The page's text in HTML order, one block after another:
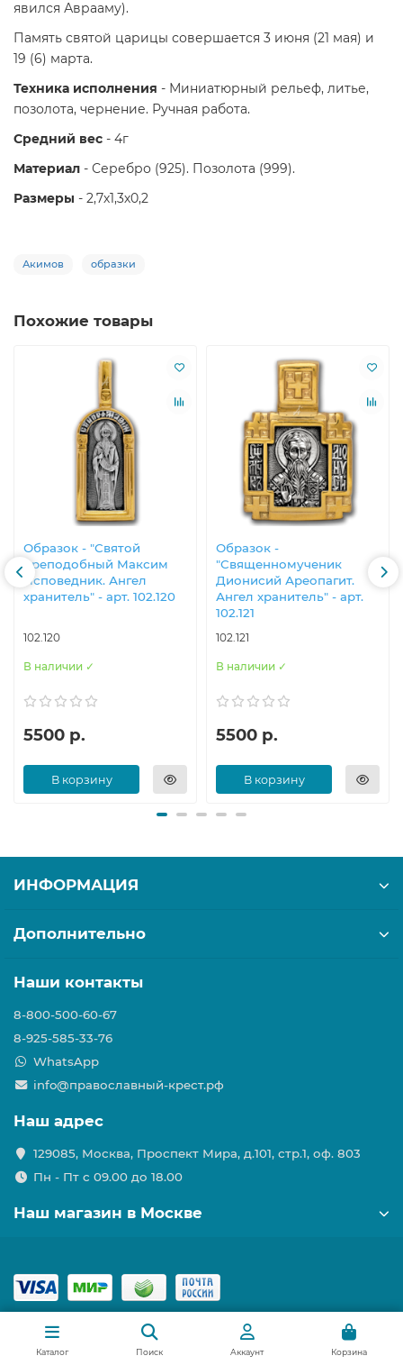
явился Аврааму).
Память святой царицы совершается 3 июня (21 мая) и
19 (6) марта.
Техника исполнения - Миниатюрный рельеф, литье,
позолота, чернение. Ручная работа.
Средний вес - 4г
Материал - Серебро (925). Позолота (999).
Размеры - 2,7х1,3х0,2
Акимов образки
Похожие товары
Образок - "Святой
преподобный Максим
Исповедник. Ангел
хранитель" - арт. 102.120
102.120
В наличии ✓
5500 р.
В корзину
Образок -
"Священномученик
Дионисий Ареопагит.
Ангел хранитель" - арт.
102.121
102.121
В наличии ✓
5500 р.
В корзину
ИНФОРМАЦИЯ
Дополнительно
Наши контакты
8-800-500-60-67
8-925-585-33-76
WhatsApp
info@православный-крест.рф
Наш адрес
129085, Москва, Проспект Мира, д.101, стр.1, оф. 803
Пн - Пт с 09.00 до 18.00
Наш магазин в Москве
Каталог Поиск Аккаунт Корзина